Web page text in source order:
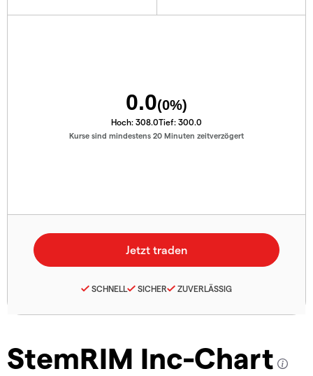
StemRIM Inc-Chart
0.0(0%)
Hoch: 308.0Tief: 300.0
Kurse sind mindestens 20 Minuten zeitverzögert
SCHNELL SICHER ZUVERLÄSSIG